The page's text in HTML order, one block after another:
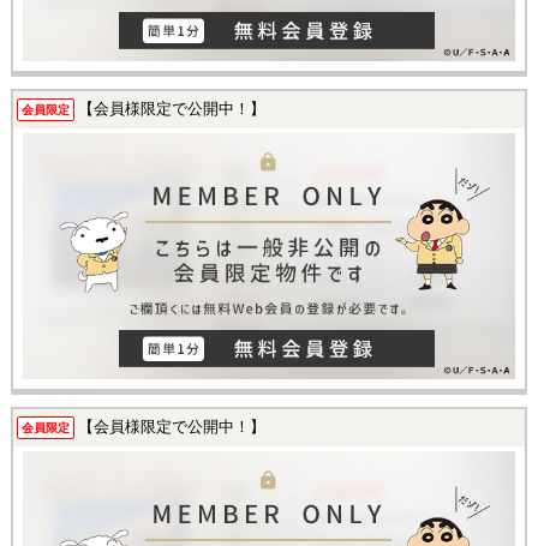
会員限定 【会員様限定で公開中！】
会員限定 【会員様限定で公開中！】